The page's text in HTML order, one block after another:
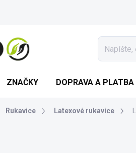
ZNAČKY DOPRAVA A PLATBA
Rukavice Latexové rukavice